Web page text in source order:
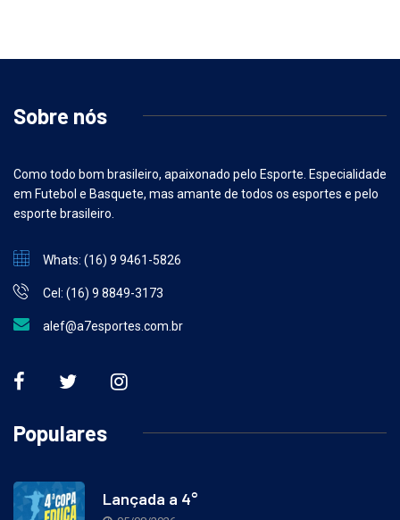
Sobre nós
Como todo bom brasileiro, apaixonado pelo Esporte. Especialidade
em Futebol e Basquete, mas amante de todos os esportes e pelo
esporte brasileiro.
Whats: (16) 9 9461-5826
Cel: (16) 9 8849-3173
alef@a7esportes.com.br
Populares
Lançada a 4°